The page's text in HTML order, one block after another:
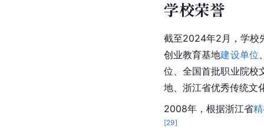
学校荣誉
截至2024年2月，学校
创业教育基地建设单位
位、全国首批职业院校
地、浙江省优秀传统文
2008年，根据浙江省
[29]